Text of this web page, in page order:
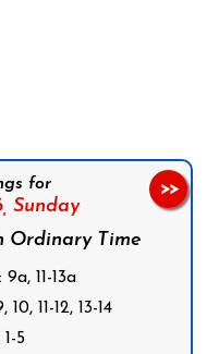
for
Sunday
Ordinary Time
11-13a
11-12, 13-14
5
>>